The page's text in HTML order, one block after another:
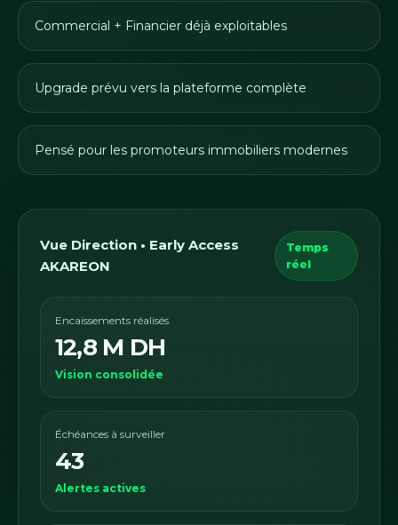
Commercial + Financier déjà exploitables
Upgrade prévu vers la plateforme complète
Pensé pour les promoteurs immobiliers modernes
Vue Direction • Early Access
AKAREON
Temps
réel
Encaissements réalisés
12,8 M DH
Vision consolidée
Échéances à surveiller
43
Alertes actives